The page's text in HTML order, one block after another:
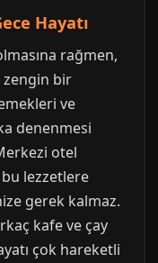
Hayatı
rağmen,
zengin bir
ve
denenmesi
otel
bu lezzetlere
gerek kalmaz.
kafe ve çay
çok hareketli